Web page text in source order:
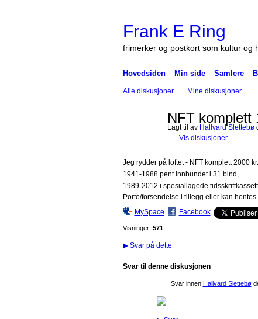
Frank E Ring
frimerker og postkort som kultur og
Hovedsiden Min side Samlere
Alle diskusjoner Mine diskusjoner
NFT komplett
Lagt til av Hallvard Slettebø
Vis diskusjoner
Jeg rydder på loftet - NFT komplett 2000 kr.
1941-1988 pent innbundet i 31 bind,
1989-2012 i spesiallagede
Porto/forsendelse i tillegg eller kan hentes
MySpace
Facebook
Visninger: 571
▶Svar på dette
Svar til denne diskusjonen
Svar innen Hallvard Slettebø